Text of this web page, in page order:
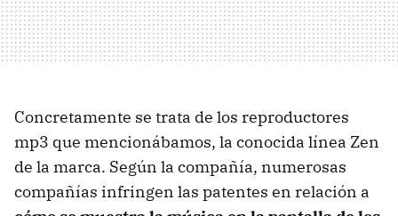
Concretamente se trata de los reproductores
mp3 que mencionábamos, la conocida línea Zen
de la marca. Según la compañía, numerosas
compañías infringen las patentes en relación a